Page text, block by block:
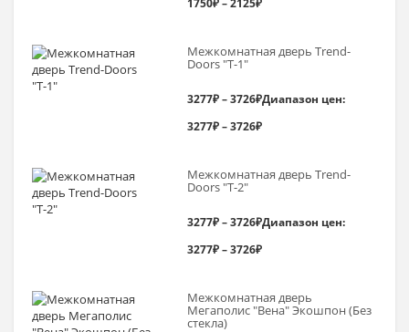
1750₽ – 2125₽
Межкомнатная дверь Trend-
Doоrs "Т-1"
3277₽–3726₽Диапазон цен:
3277₽ – 3726₽
Межкомнатная дверь Trend-
Doоrs "Т-2"
3277₽–3726₽Диапазон цен:
3277₽ – 3726₽
Межкомнатная дверь
Мегаполис "Вена" Экошпон (Без
стекла)